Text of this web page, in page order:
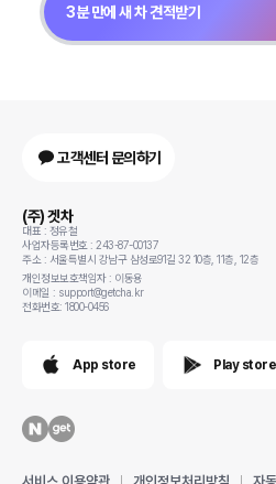
3분 만에 새 차 견적받기
고객센터 문의하기
(주) 겟차
대표 : 정유철
사업자등록번호 : 243-87-00137
주소 : 서울특별시 강남구 삼성로91길 32 10층, 11층, 12층
개인정보보호책임자 : 이동용
이메일 : support@getcha.kr
전화번호: 1800-0456
App store Play store